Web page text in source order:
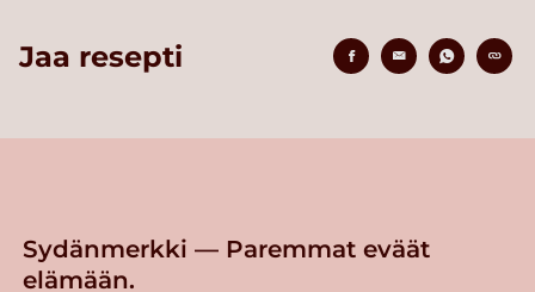
Jaa resepti
Sydänmerkki — Paremmat eväät
elämään.